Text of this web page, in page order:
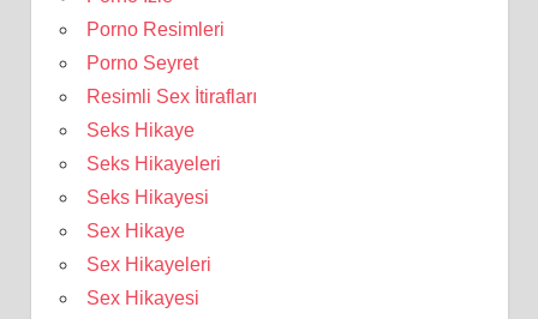
Porno Resimleri
Porno Seyret
Resimli Sex İtirafları
Seks Hikaye
Seks Hikayeleri
Seks Hikayesi
Sex Hikaye
Sex Hikayeleri
Sex Hikayesi